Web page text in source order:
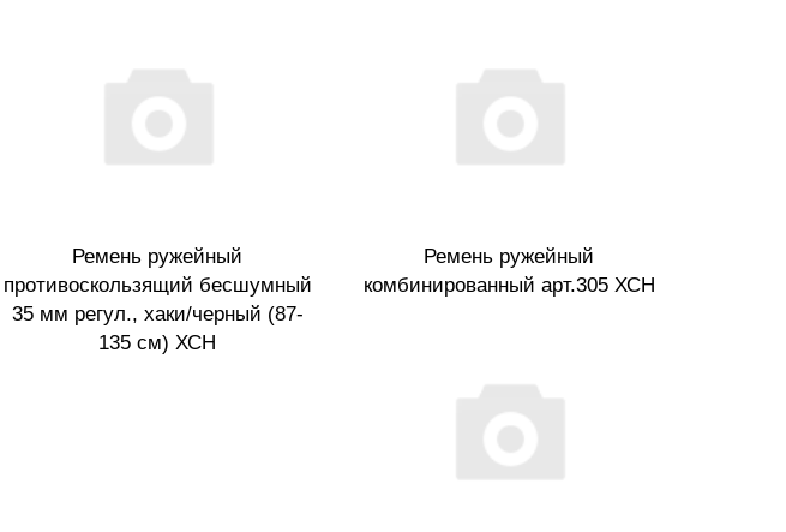
Ремень ружейный
противоскользящий бесшумный
35 мм регул., хаки/черный (87-
135 см) ХСН
Ремень ружейный
комбинированный арт.305 ХСН